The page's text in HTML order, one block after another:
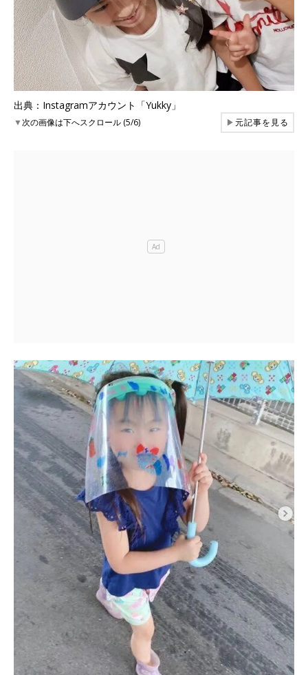
出典：Instagramアカウント「Yukky」
▼次の画像は下へスクロール (5/6) ▶元記事を見る